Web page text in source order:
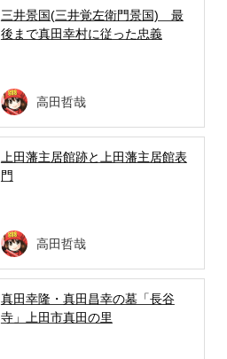
三井景国(三井覚左衛門景国) 最
後まで真田幸村に従った忠義
高田哲哉
上田藩主居館跡と上田藩主居館表
門
高田哲哉
真田幸隆・真田昌幸の墓「長谷
寺」上田市真田の里